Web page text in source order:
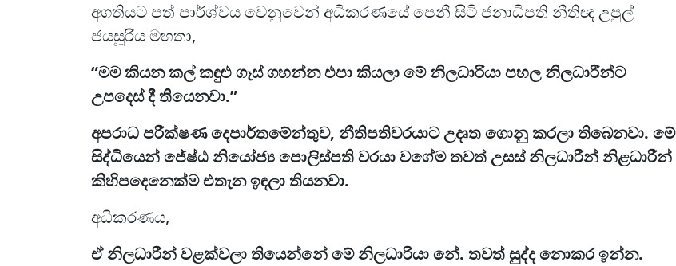
අගතියට පත් පාර්ශ්වය වෙනුවෙන් අධිකරණයේ පෙනී සිටි ජනාධිපති නීතිඥ උපුල්
ජයසූරිය මහතා,
“මම කියන කල් කඳුළු ගෑස් ගහන්න එපා කියලා මේ නිලධාරියා පහල නිලධාරීන්ට
උපදෙස් දී තියෙනවා.”
අපරාධ පරීක්ෂණ දෙපාර්තමේන්තුව, නීතිපතිවරයාට උදෘත ගොනු කරලා තිබෙනවා. මේ
සිද්ධියෙන් ජේෂ්ඨ නියෝජ්‍ය පොලිස්පති වරයා වගේම තවත් උසස් නිලධාරීන් නිළධාරීන්
කිහිපදෙනෙක්ම එතැන ඉඳලා තියනවා.
අධිකරණය,
ඒ නිලධාරීන් වළක්වලා තියෙන්නේ මේ නිලධාරියා නේ. තවත් සුද්ද නොකර ඉන්න.